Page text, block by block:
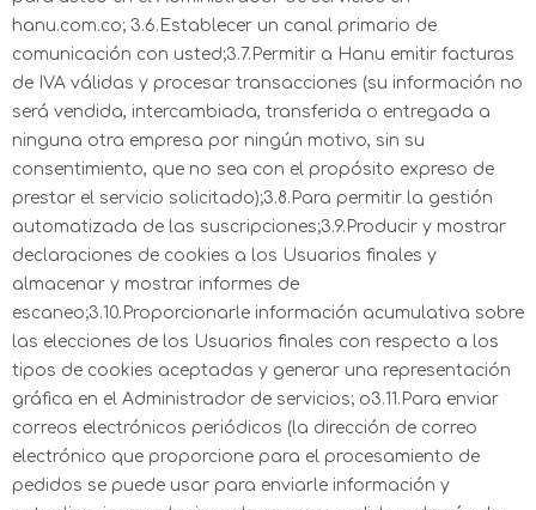
hanu.com.co; 3.6.Establecer un canal primario de
comunicación con usted;3.7.Permitir a Hanu emitir facturas
de IVA válidas y procesar transacciones (su información no
será vendida, intercambiada, transferida o entregada a
ninguna otra empresa por ningún motivo, sin su
consentimiento, que no sea con el propósito expreso de
prestar el servicio solicitado);3.8.Para permitir la gestión
automatizada de las suscripciones;3.9.Producir y mostrar
declaraciones de cookies a los Usuarios finales y
almacenar y mostrar informes de
escaneo;3.10.Proporcionarle información acumulativa sobre
las elecciones de los Usuarios finales con respecto a los
tipos de cookies aceptadas y generar una representación
gráfica en el Administrador de servicios; o3.11.Para enviar
correos electrónicos periódicos (la dirección de correo
electrónico que proporcione para el procesamiento de
pedidos se puede usar para enviarle información y